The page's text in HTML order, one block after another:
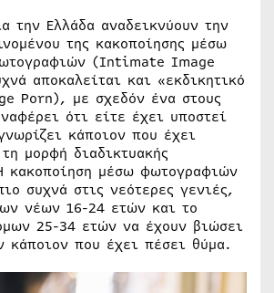
την Ελλάδα αναδεικνύουν την
της κακοποίησης μέσω
(Intimate Image
αποκαλείται και «εκδικητικό
Porn), με σχεδόν ένα στους
ότι είτε έχει υποστεί
κάποιον που έχει
μορφή διαδικτυακής
κακοποίηση μέσω φωτογραφιών
συχνά στις νεότερες γενιές,
νέων 16-24 ετών και το
25-34 ετών να έχουν βιώσει
κάποιον που έχει πέσει θύμα.